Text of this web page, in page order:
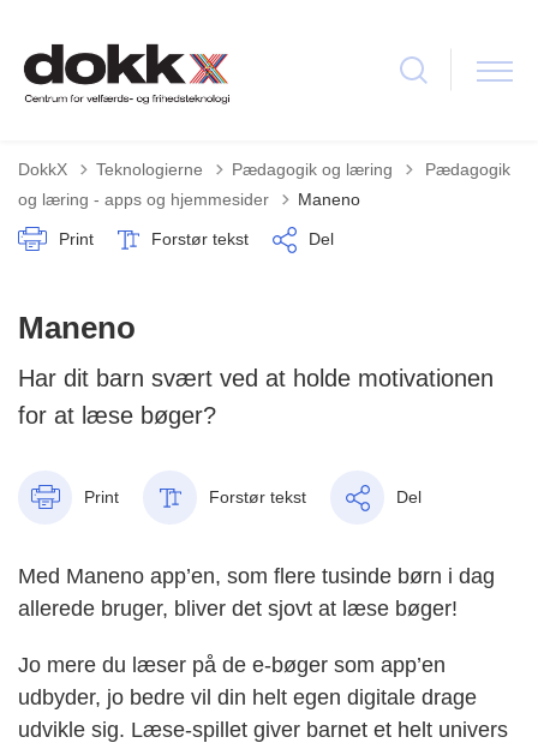
DokkX Teknologierne Pædagogik og læring Tilbage til
Pædagogik
og læring - apps og hjemmesider
Maneno
Print Forstør tekst Del
Maneno
Har dit barn svært ved at holde motivationen
for at læse bøger?
Print Forstør tekst Del
Med Maneno app’en, som flere tusinde børn i dag
allerede bruger, bliver det sjovt at læse bøger!
Jo mere du læser på de e-bøger som app’en
udbyder, jo bedre vil din helt egen digitale drage
udvikle sig. Læse-spillet giver barnet et helt univers